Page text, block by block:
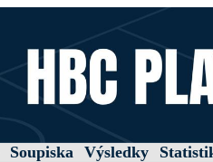
Soupiska Výsledky